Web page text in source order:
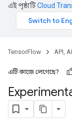
এই পৃষ্ঠাটিCloud
TensorFlow API,
এটি কাজে লেগেছে?